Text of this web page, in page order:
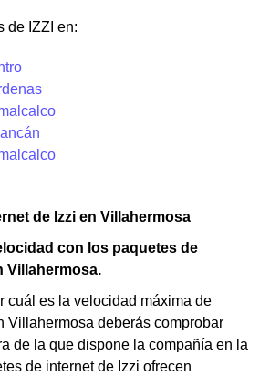
de IZZI en:
de Izzi en Villahermosa
con los paquetes de
Villahermosa.
cuál es la velocidad máxima de
Villahermosa deberás comprobar
de la que dispone la compañía en la
de internet de Izzi ofrecen